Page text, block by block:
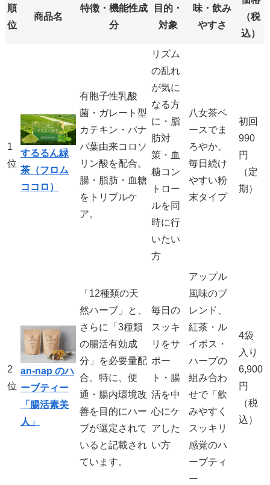
順
位
商品名
特徴・機能性成
分
目的・
対象
味・飲み
やすさ
（税
込）
1
位
するるん緑
茶（フロム
ココロ）
有胞子性乳酸
菌・ガレート型
カテキン・バナ
バ葉由来コロソ
リン酸を配合。
腸・脂肪・血糖
をトリプルケ
ア。
リズム
の乱れ
が気に
なる方
に・脂
肪対
策・血
糖コン
トロー
ルを同
時に行
いたい
方
八女茶ベ
ースでま
ろやか。
毎日続け
やすい粉
末タイプ
初回
990
円
（定
期）
2
位
an‑nap のハ
ーブティー
「腸活素美
人」
「12種類の天
然ハーブ」と、
さらに「3種類
の腸活有効成
分」を必要量配
合。特に、便
通・腸内環境改
善を目的にハー
ブが選定されて
いると記載され
ています。
毎日の
スッキ
リをサ
ポー
ト・腸
活を中
心にケ
アした
い方
アップル
風味のブ
レンド、
紅茶・ル
イボス・
ハーブの
組み合わ
せで「飲
みやすく
スッキリ
感覚のハ
ーブティ
ー
4袋
入り
6,900
円
（税
込）